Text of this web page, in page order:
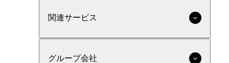
関連サービス
グループ会社